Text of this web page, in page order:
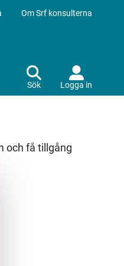
Om Srf konsulterna
Sök Logga in
och få tillgång